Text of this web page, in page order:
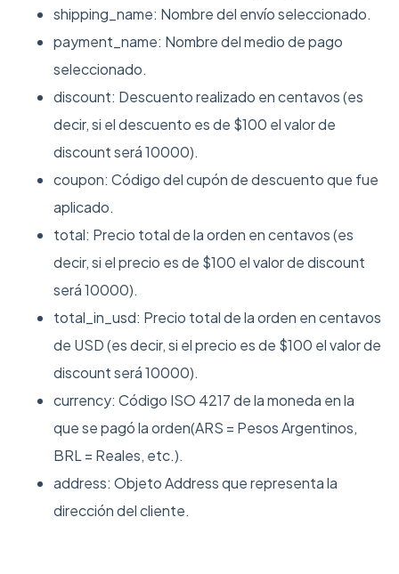
shipping_name: Nombre del envío seleccionado.
payment_name: Nombre del medio de pago
seleccionado.
discount: Descuento realizado en centavos (es
decir, si el descuento es de $100 el valor de
discount será 10000).
coupon: Código del cupón de descuento que fue
aplicado.
total: Precio total de la orden en centavos (es
decir, si el precio es de $100 el valor de discount
será 10000).
total_in_usd: Precio total de la orden en centavos
de USD (es decir, si el precio es de $100 el valor de
discount será 10000).
currency: Código ISO 4217 de la moneda en la
que se pagó la orden(ARS = Pesos Argentinos,
BRL = Reales, etc.).
address: Objeto Address que representa la
dirección del cliente.